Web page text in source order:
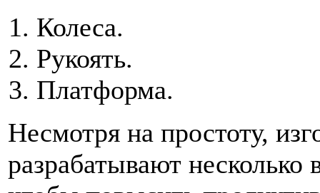
Колеса.
Рукоять.
Платформа.
Несмотря на простоту,
разрабатывают несколько